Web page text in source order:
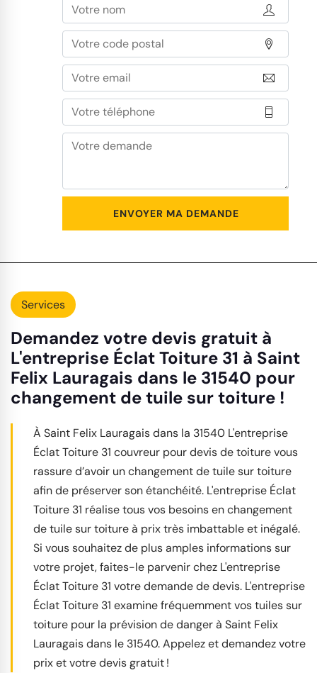
Services
Demandez votre devis gratuit à
L'entreprise Éclat Toiture 31 à Saint
Felix Lauragais dans le 31540 pour
changement de tuile sur toiture !
À Saint Felix Lauragais dans la 31540 L'entreprise
Éclat Toiture 31 couvreur pour devis de toiture vous
rassure d’avoir un changement de tuile sur toiture
afin de préserver son étanchéité. L'entreprise Éclat
Toiture 31 réalise tous vos besoins en changement
de tuile sur toiture à prix très imbattable et inégalé.
Si vous souhaitez de plus amples informations sur
votre projet, faites-le parvenir chez L'entreprise
Éclat Toiture 31 votre demande de devis. L'entreprise
Éclat Toiture 31 examine fréquemment vos tuiles sur
toiture pour la prévision de danger à Saint Felix
Lauragais dans le 31540. Appelez et demandez votre
prix et votre devis gratuit !